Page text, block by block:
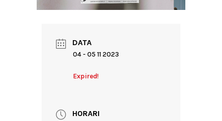
DATA
04 - 05 11 2023
Expired!
HORARI